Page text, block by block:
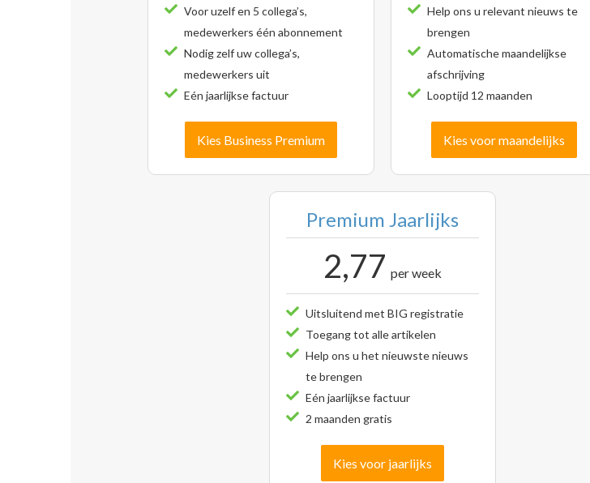
Voor uzelf en 5 collega’s,
medewerkers één abonnement
Nodig zelf uw collega’s,
medewerkers uit
Eén jaarlijkse factuur
Kies Business Premium
Help ons u relevant nieuws te
brengen
Automatische maandelijkse
afschrijving
Looptijd 12 maanden
Kies voor maandelijks
Premium Jaarlijks
2,77 per week
Uitsluitend met BIG registratie
Toegang tot alle artikelen
Help ons u het nieuwste nieuws
te brengen
Eén jaarlijkse factuur
2 maanden gratis
Kies voor jaarlijks